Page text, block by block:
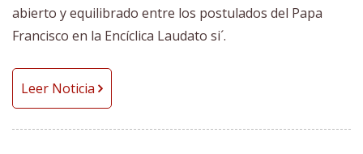
abierto y equilibrado entre los postulados del Papa
Francisco en la Encíclica Laudato si´.
Leer Noticia